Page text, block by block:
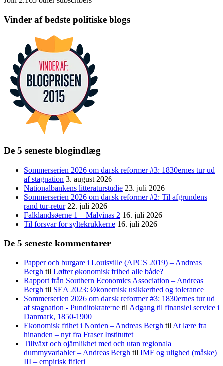
Vinder af bedste politiske blogs
De 5 seneste blogindlæg
Sommerserien 2026 om dansk reformer #3: 1830ernes tur ud
af stagnation 3. august 2026
Nationalbankens litteraturstudie 23. juli 2026
Sommerserien 2026 om dansk reformer #2: Til afgrundens
rand tur-retur 22. juli 2026
Falklandsøerne 1 – Malvinas 2 16. juli 2026
Til forsvar for syltekrukkerne 16. juli 2026
De 5 seneste kommentarer
Papper och burgare i Louisville (APCS 2019) – Andreas
Bergh til Løfter økonomisk frihed alle både?
Rapport från Southern Economics Association – Andreas
Bergh til SEA 2023: Økonomisk usikkerhed og tolerance
Sommerserien 2026 om dansk reformer #3: 1830ernes tur ud
af stagnation - Punditokraterne til Adgang til finansiel service i
Danmark, 1850-1900
Ekonomisk frihet i Norden – Andreas Bergh til At lære fra
hinanden – nyt fra Fraser Instituttet
Tillväxt och ojämlikhet med och utan regionala
dummyvariabler – Andreas Bergh til IMF og ulighed (måske)
III – empirisk fifleri